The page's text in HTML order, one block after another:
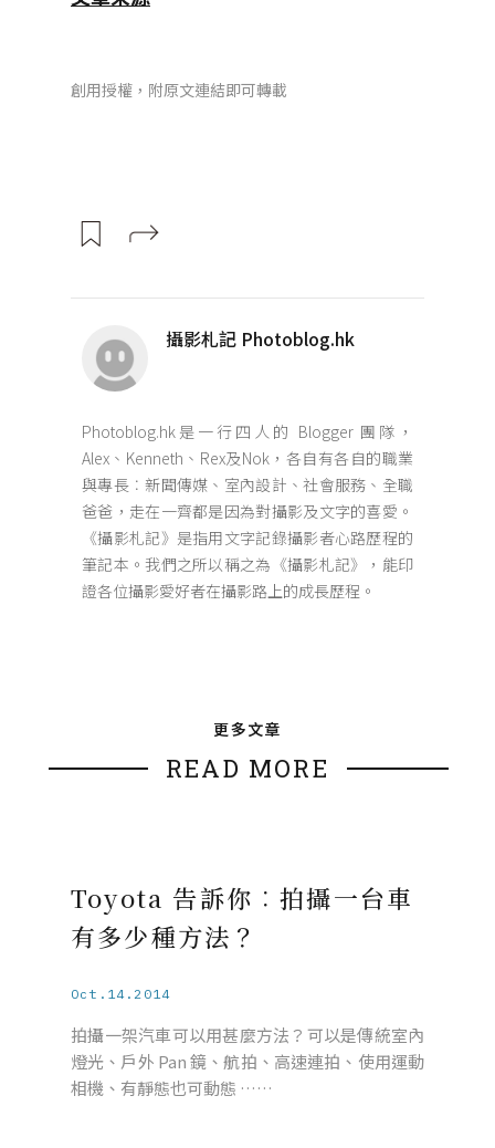
創用授權，附原文連結即可轉載
攝影札記 Photoblog.hk
Photoblog.hk是一行四人的 Blogger 團隊，
Alex、Kenneth、Rex及Nok，各自有各自的職業
與專長︰新聞傳媒、室內設計、社會服務、全職
爸爸，走在一齊都是因為對攝影及文字的喜愛。
《攝影札記》是指用文字記錄攝影者心路歷程的
筆記本。我們之所以稱之為《攝影札記》，能印
證各位攝影愛好者在攝影路上的成長歷程。
更多文章
READ MORE
Toyota 告訴你︰拍攝一台車
有多少種方法？
Oct.14.2014
拍攝一架汽車可以用甚麼方法？可以是傳統室內
燈光、戶外 Pan 鏡、航拍、高速連拍、使用運動
相機、有靜態也可動態 ……